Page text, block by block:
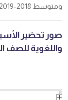
ومتوسط 2018-2019
صور تحضير
واللغوية للصف